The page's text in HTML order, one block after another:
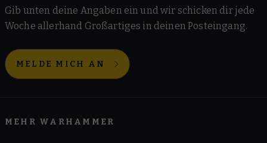
Gib unten deine Angaben ein und wir schicken dir jede
Woche allerhand Großartiges in deinen Posteingang.
MELDE MICH AN
MEHR WARHAMMER